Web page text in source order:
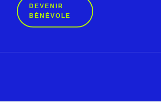
DEVENIR
BÉNÉVOLE